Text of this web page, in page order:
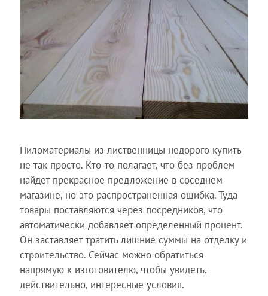
Пиломатериалы из лиственницы недорого купить
не так просто. Кто-то полагает, что без проблем
найдет прекрасное предложение в соседнем
магазине, но это распространенная ошибка. Туда
товары поставляются через посредников, что
автоматически добавляет определенный процент.
Он заставляет тратить лишние суммы на отделку и
строительство. Сейчас можно обратиться
напрямую к изготовителю, чтобы увидеть,
действительно, интересные условия.